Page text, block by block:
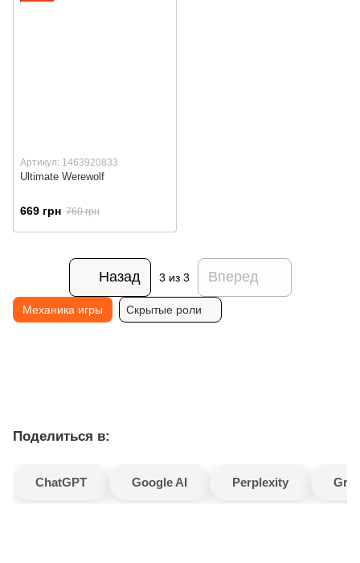
Артикул: 1463920833
Ultimate Werewolf
669 грн 760 грн
Назад 3 из 3 Вперед
Механика игры Скрытые роли
Поделиться в:
ChatGPT Google AI Perplexity